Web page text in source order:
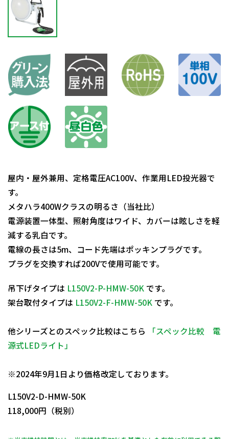
屋内・屋外兼用、定格電圧AC100V、作業用LED投光器で
す。
メタハラ400Wクラスの明るさ（当社比）
電源装置一体型、照射角度はワイド、カバーは眩しさを軽
減する乳白です。
電線の長さは5m、コード先端はポッキンプラグです。
プラグを交換すれば200Vで使用可能です。
吊下げタイプは L150V2-P-HMW-50K です。
架台取付タイプは L150V2-F-HMW-50K です。
他シリーズとのスペック比較はこちら
「スペック比較 電
源式LEDライト」
※2024年9月1日より価格改定しております。
L150V2-D-HMW-50K
118,000円（税別）